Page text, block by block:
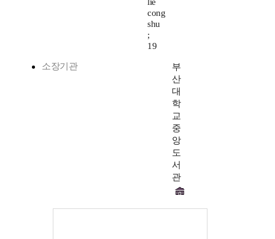
lie
cong
shu
;
19
소장기관
부
산
대
학
교
중
앙
도
서
관